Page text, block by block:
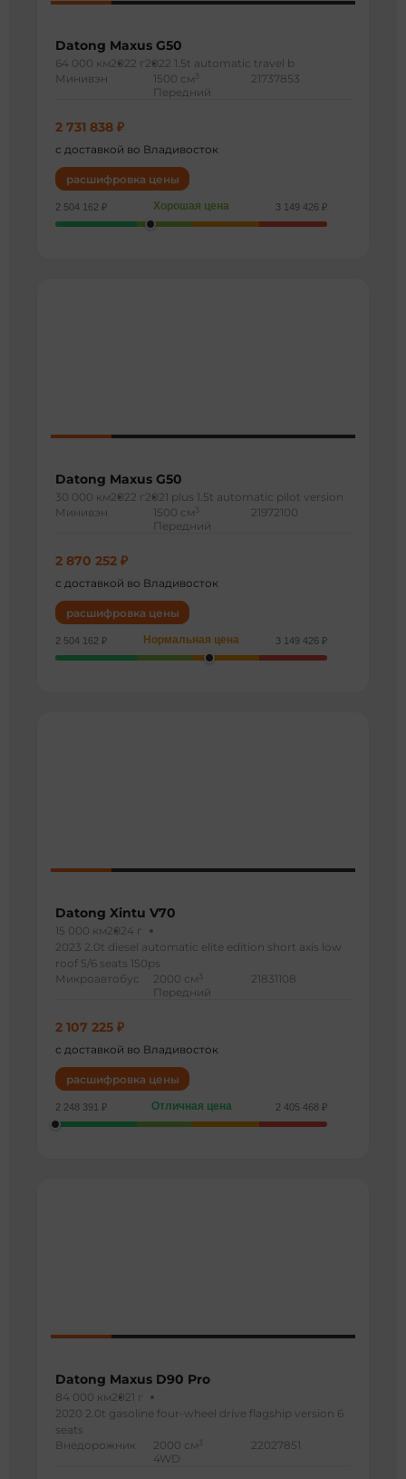
Datong Maxus G50
64 000 км2022 г 2022 1.5t automatic travel b
Минивэн
1500 см 3
Передний
21737853
2 731 838 ₽
с доставкой во Владивосток
расшифровка цены
2 504 162 ₽ Хорошая цена 3 149 426 ₽
Datong Maxus G50
30 000 км2022 г 2021 plus 1.5t automatic pilot version
Минивэн
1500 см 3
Передний
21972100
2 870 252 ₽
с доставкой во Владивосток
расшифровка цены
2 504 162 ₽ Нормальная цена 3 149 426 ₽
Datong Xintu V70
15 000 км2024 г
2023 2.0t diesel automatic elite edition short axis low
roof 5/6 seats 150ps
Микроавтобус
2000 см 3
Передний
21831108
2 107 225 ₽
с доставкой во Владивосток
расшифровка цены
2 248 391 ₽ Отличная цена 2 405 468 ₽
Datong Maxus D90 Pro
84 000 км2021 г
2020 2.0t gasoline four-wheel drive flagship version 6
seats
Внедорожник
2000 см 3
4WD
22027851